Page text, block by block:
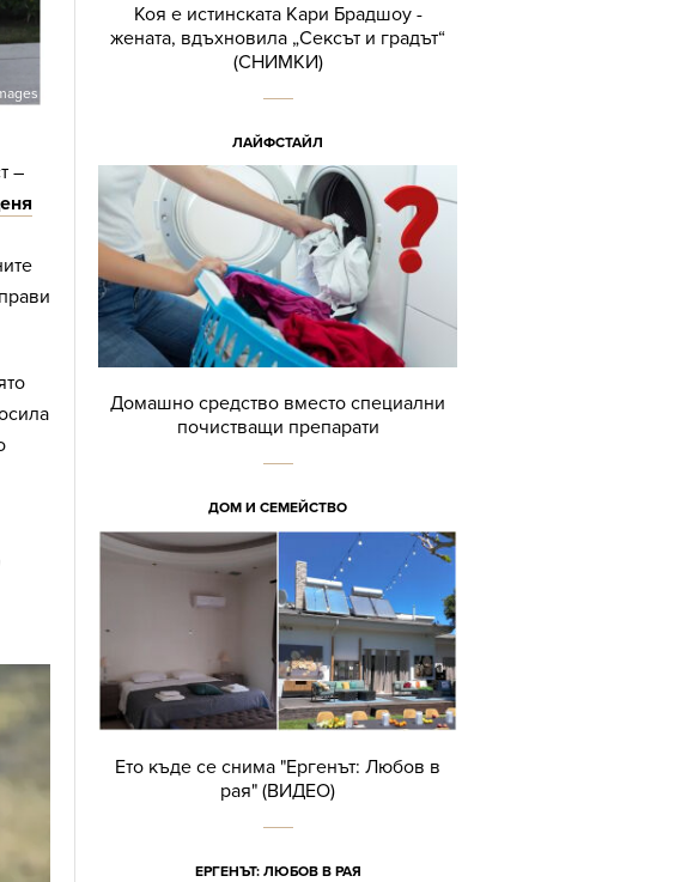
–
Коя е истинската Кари Брадшоу -
жената, вдъхновила „Сексът и градът“
(СНИМКИ)
ЛАЙФСТАЙЛ
Домашно средство вместо специални
почистващи препарати
ДОМ И СЕМЕЙСТВО
Ето къде се снима "Ергенът: Любов в
рая" (ВИДЕО)
ЕРГЕНЪТ: ЛЮБОВ В РАЯ